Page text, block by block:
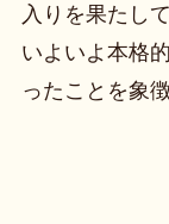
入りを果たし
いよいよ本格
ったことを象